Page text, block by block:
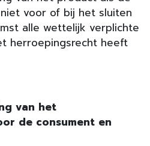
voor of bij het sluiten
alle wettelijk verplichte
herroepingsrecht heeft
van het
de consument en